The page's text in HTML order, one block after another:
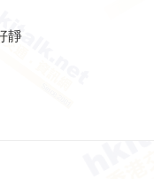
靜